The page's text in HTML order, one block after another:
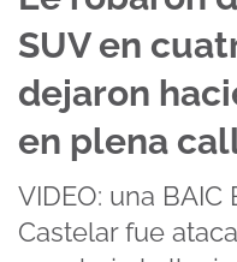
SUV en
dejaron
en plena
VIDEO: una
Castelar fue